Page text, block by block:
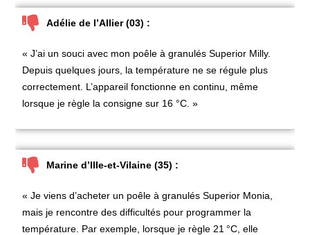
Adélie de l’Allier (03) :
« J’ai un souci avec mon poêle à granulés Superior Milly.
Depuis quelques jours, la température ne se régule plus
correctement. L’appareil fonctionne en continu, même
lorsque je règle la consigne sur 16 °C. »
Marine d’Ille-et-Vilaine (35) :
« Je viens d’acheter un poêle à granulés Superior Monia
mais je rencontre des difficultés pour programmer la
température. Par exemple, lorsque je règle 21 °C, elle